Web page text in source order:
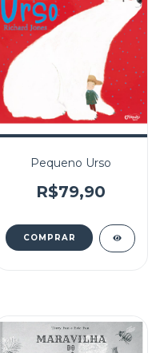
Pequeno Urso
R$79,90